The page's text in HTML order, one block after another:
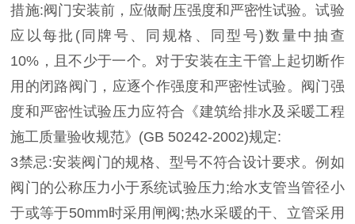
措施:阀门安装前，应做耐压强度和严密性试验。试验
应以每批(同牌号、同规格、同型号)数量中抽查
10%，且不少于一个。对于安装在主干管上起切断作
用的闭路阀门，应逐个作强度和严密性试验。阀门强
度和严密性试验压力应符合《建筑给排水及采暖工程
施工质量验收规范》(GB 50242-2002)规定:
3禁忌:安装阀门的规格、型号不符合设计要求。例如
阀门的公称压力小于系统试验压力;给水支管当管径小
于或等于50mm时采用闸阀;热水采暖的干、立管采用